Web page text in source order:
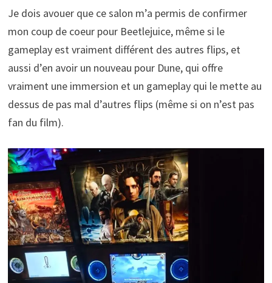
Je dois avouer que ce salon m’a permis de confirmer
mon coup de coeur pour Beetlejuice, même si le
gameplay est vraiment différent des autres flips, et
aussi d’en avoir un nouveau pour Dune, qui offre
vraiment une immersion et un gameplay qui le mette au
dessus de pas mal d’autres flips (même si on n’est pas
fan du film).